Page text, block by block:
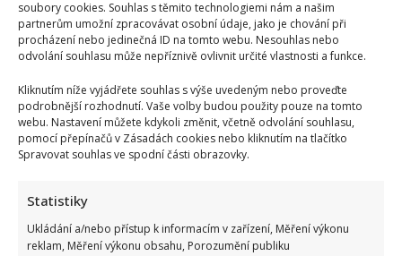
soubory cookies. Souhlas s těmito technologiemi nám a našim
partnerům umožní zpracovávat osobní údaje, jako je chování při
procházení nebo jedinečná ID na tomto webu. Nesouhlas nebo
odvolání souhlasu může nepříznivě ovlivnit určité vlastnosti a funkce.
Kliknutím níže vyjádřete souhlas s výše uvedeným nebo proveďte
podrobnější rozhodnutí. Vaše volby budou použity pouze na tomto
webu. Nastavení můžete kdykoli změnit, včetně odvolání souhlasu,
pomocí přepínačů v Zásadách cookies nebo kliknutím na tlačítko
Spravovat souhlas ve spodní části obrazovky.
Statistiky
Ukládání a/nebo přístup k informacím v zařízení, Měření výkonu
reklam, Měření výkonu obsahu, Porozumění publiku
Kvíz pro milovníky češtiny: 10 otázek na slovní zásobu
odhalí, kdo patří mezi jazykové experty